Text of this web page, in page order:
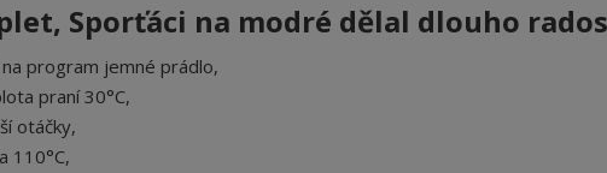
, Sporťáci na modré dělal dlouho
program jemné prádlo,
praní 30°C,
otáčky,
110°C,